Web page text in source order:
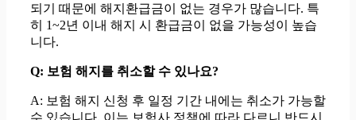
되기 때문에 해지환급금이 없는 경우가 많습니다. 특
히 1~2년 이내 해지 시 환급금이 없을 가능성이 높습
니다.
Q: 보험 해지를 취소할 수 있나요?
A: 보험 해지 신청 후 일정 기간 내에는 취소가 가능할